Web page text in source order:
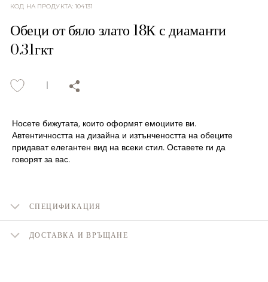
КОД НА ПРОДУКТА:104131
Обеци от бяло злато 18К с диаманти
0.31гкт
Носете бижутата, които оформят емоциите ви.
Автентичността на дизайна и изтънчеността на обеците
придават елегантен вид на всеки стил. Оставете ги да
говорят за вас.
СПЕЦИФИКАЦИЯ
ДОСТАВКА И ВРЪЩАНЕ